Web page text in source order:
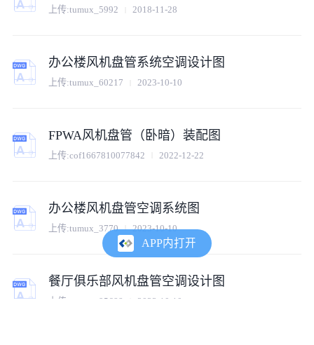
上传:tumux_5992 2018-11-28
办公楼风机盘管系统空调设计图
上传:tumux_60217 2023-10-10
FPWA风机盘管（卧暗）装配图
上传:cof1667810077842 2022-12-22
办公楼风机盘管空调系统图
上传:tumux_3770 2023-10-10
餐厅俱乐部风机盘管空调设计图
上传: tumux_95688 2023-10-10
APP内打开